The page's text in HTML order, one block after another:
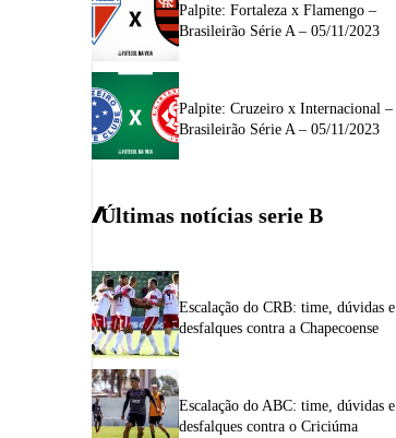
Palpite: Fortaleza x Flamengo –
Brasileirão Série A – 05/11/2023
Palpite: Cruzeiro x Internacional –
Brasileirão Série A – 05/11/2023
Últimas notícias serie B
Escalação do CRB: time, dúvidas e
desfalques contra a Chapecoense
Escalação do ABC: time, dúvidas e
desfalques contra o Criciúma